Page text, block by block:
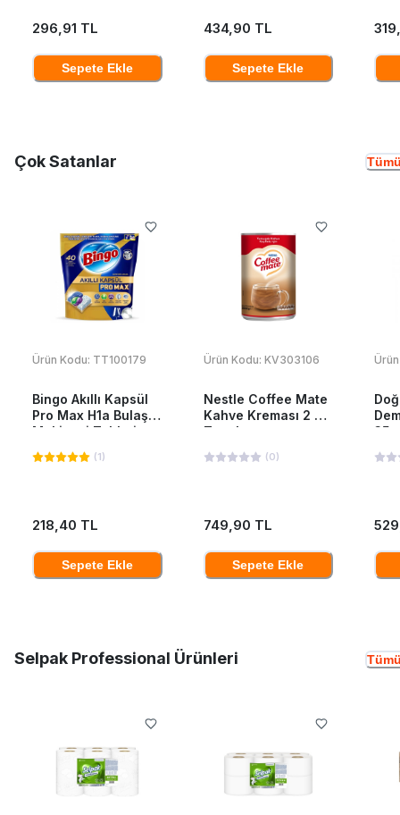
296,91 TL
Sepete Ekle
434,90 TL
Sepete Ekle
Çok Satanlar
Ürün Kodu: TT100179
Bingo Akıllı Kapsül
Pro Max H1a Bulaşık
Makinesi Tableti
40'Lı
(1)
218,40 TL
Sepete Ekle
Ürün Kodu: KV303106
Nestle Coffee Mate
Kahve Kreması 2 Kg
Teneke
(0)
749,90 TL
Sepete Ekle
Selpak Professional Ürünleri